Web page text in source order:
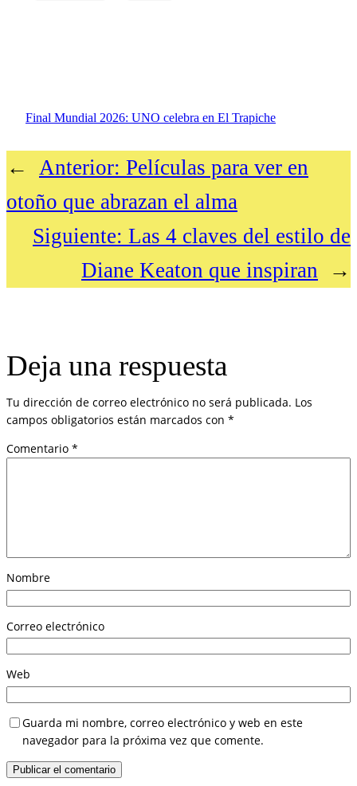
Final Mundial 2026: UNO celebra en El Trapiche
← Anterior: Películas para ver en
otoño que abrazan el alma
Siguiente: Las 4 claves del estilo de
Diane Keaton que inspiran
→
Deja una respuesta
Tu dirección de correo electrónico no será publicada. Los
campos obligatorios están marcados con *
Comentario *
Nombre
Correo electrónico
Web
Guarda mi nombre, correo electrónico y web en este
navegador para la próxima vez que comente.